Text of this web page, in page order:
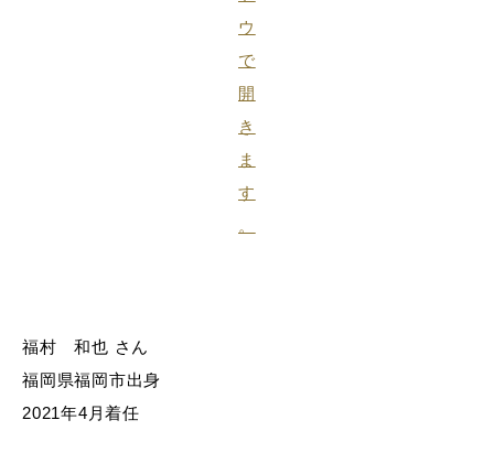
福村 和也 さん
福岡県福岡市出身
2021年4月着任